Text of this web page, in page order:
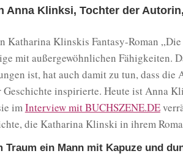
Anna Klinksi, Tochter der
Klinskis Fantasy-Roman
mit außergewöhnlichen Fähigkeiten.
ist, hat auch damit zu tun, dass
Geschichte inspirierte. Heute ist Anna
imInterview mit BUCHSZENE.DE
die Katharina Klinski in ihrem
Traum ein Mann mit Kapuze und